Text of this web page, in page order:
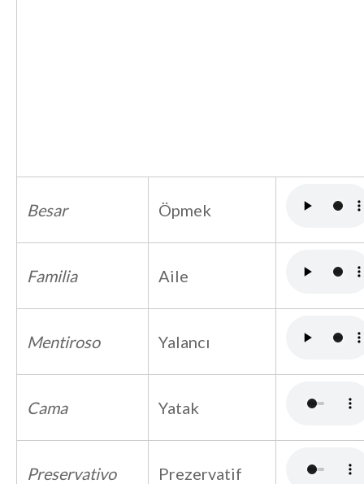
Besar Öpmek
Familia Aile
Mentiroso Yalancı
Cama Yatak
Preservativo Prezervatif